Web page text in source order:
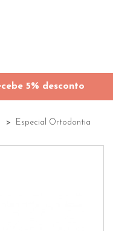
5% desconto
Especial Ortodontia